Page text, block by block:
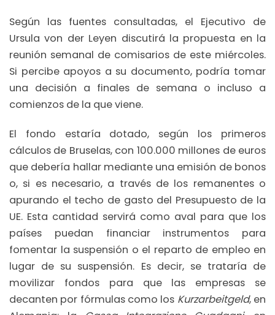
Según las fuentes consultadas, el Ejecutivo de
Ursula von der Leyen discutirá la propuesta en la
reunión semanal de comisarios de este miércoles.
Si percibe apoyos a su documento, podría tomar
una decisión a finales de semana o incluso a
comienzos de la que viene.
El fondo estaría dotado, según los primeros
cálculos de Bruselas, con 100.000 millones de euros
que debería hallar mediante una emisión de bonos
o, si es necesario, a través de los remanentes o
apurando el techo de gasto del Presupuesto de la
UE. Esta cantidad servirá como aval para que los
países puedan financiar instrumentos para
fomentar la suspensión o el reparto de empleo en
lugar de su suspensión. Es decir, se trataría de
movilizar fondos para que las empresas se
decanten por fórmulas como los Kurzarbeitgeld, en